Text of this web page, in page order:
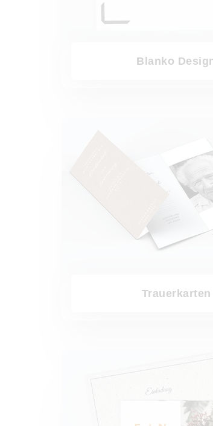
Blanko
Trauerkarten